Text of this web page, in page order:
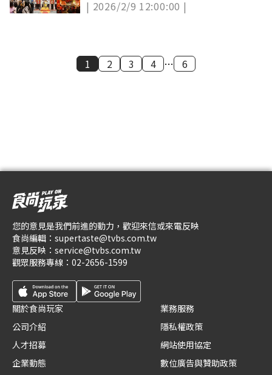
全攻略
| 2026/2/9 12:00:00 |
1 2 3 4 … 6
您的意見是我們前進的動力，歡迎來信或來電反映
食尚編輯： supertaste@tvbs.com.tw
意見反映： service@tvbs.com.tw
觀眾服務專線： 02-2656-1599
關於食尚玩家
公司介紹
人才招募
企業動態
業務服務
隱私權政策
網站使用協定
數位廣告與贊助政策